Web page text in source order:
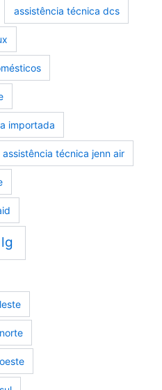
assistência técnica dcs
importada
assistência técnica jenn air